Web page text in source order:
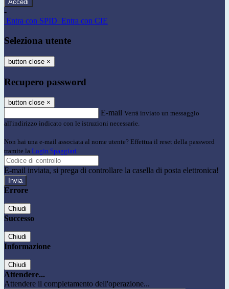
-
Entra con SPID Entra con CIE
Seleziona utente
button close ×
Recupero password
button close ×
E-mail Verrà inviato un messaggio
all'indirizzo indicato con le istruzioni necessarie.
Non hai una e-mail associata al nome utente? Effettua il reset della password
tramite la Login Spaggiari
E-mail inviata, si prega di controllare la casella di posta elettronica!
Errore
Chiudi
Successo
Chiudi
Informazione
Chiudi
Attendere...
Attendere il completamento dell'operazione...